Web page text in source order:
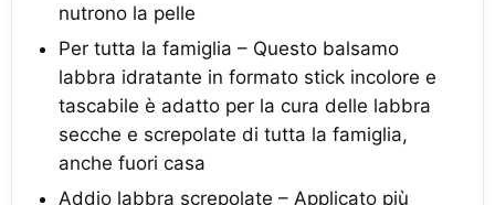
nutrono la pelle
Per tutta la famiglia – Questo balsamo
labbra idratante in formato stick incolore e
tascabile è adatto per la cura delle labbra
secche e screpolate di tutta la famiglia,
anche fuori casa
Addio labbra screpolate – Applicato più